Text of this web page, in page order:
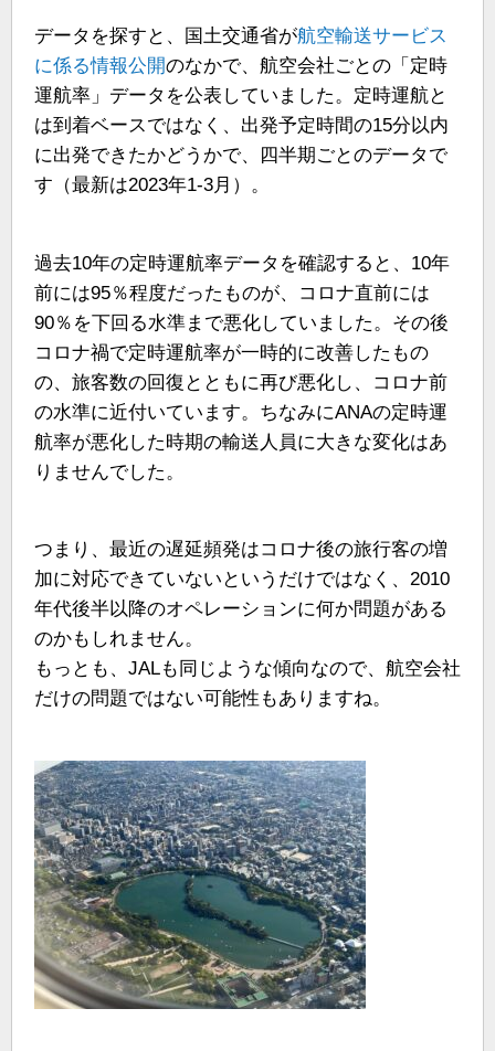
データを探すと、国土交通省が航空輸送サービス
に係る情報公開のなかで、航空会社ごとの「定時
運航率」データを公表していました。定時運航と
は到着ベースではなく、出発予定時間の15分以内
に出発できたかどうかで、四半期ごとのデータで
す（最新は2023年1-3月）。
過去10年の定時運航率データを確認すると、10年
前には95％程度だったものが、コロナ直前には
90％を下回る水準まで悪化していました。その後
コロナ禍で定時運航率が一時的に改善したもの
の、旅客数の回復とともに再び悪化し、コロナ前
の水準に近付いています。ちなみにANAの定時運
航率が悪化した時期の輸送人員に大きな変化はあ
りませんでした。
つまり、最近の遅延頻発はコロナ後の旅行客の増
加に対応できていないというだけではなく、2010
年代後半以降のオペレーションに何か問題がある
のかもしれません。
もっとも、JALも同じような傾向なので、航空会社
だけの問題ではない可能性もありますね。